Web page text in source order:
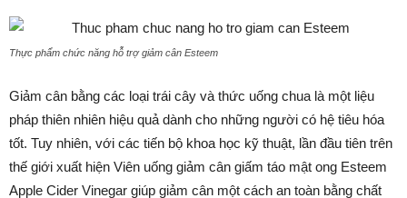
Thực phẩm chức năng hỗ trợ giảm cân Esteem
Giảm cân bằng các loại trái cây và thức uống chua là một liệu
pháp thiên nhiên hiệu quả dành cho những người có hệ tiêu hóa
tốt. Tuy nhiên, với các tiến bộ khoa học kỹ thuật, lần đầu tiên trên
thế giới xuất hiện Viên uống giảm cân giấm táo mật ong Esteem
Apple Cider Vinegar giúp giảm cân một cách an toàn bằng chất